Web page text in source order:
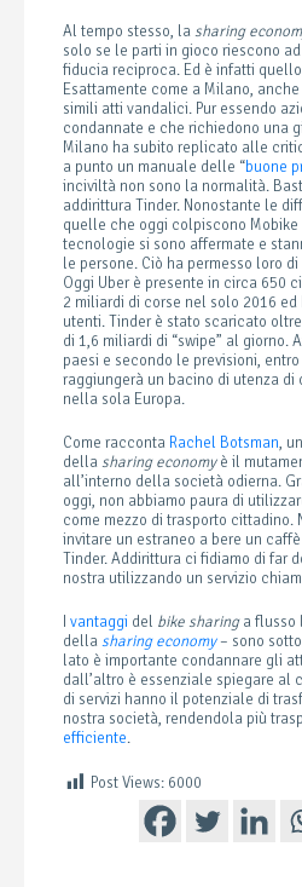
Al tempo stesso, lasharing
solo se le parti in gioco riescono
fiducia reciproca. Ed è infatti
Esattamente come a Milano,
simili atti vandalici. Pur essendo
condannate e che richiedono una
Milano ha subito replicato alle
a punto un manuale delle “buone
inciviltà non sono la normalità.
addirittura Tinder. Nonostante le
quelle che oggi colpiscono
tecnologie si sono affermate e
le persone. Ciò ha permesso loro
Oggi Uber è presente in circa 650
2 miliardi di corse nel solo 2016
utenti. Tinder è stato scaricato
di 1,6 miliardi di “swipe” al giorno.
paesi e secondo le previsioni,
raggiungerà un bacino di utenza di
nella sola Europa.
Come racconta Rachel Botsman,
dellasharing economyè il
all’interno della società odierna.
oggi, non abbiamo paura di
come mezzo di trasporto cittadino.
invitare un estraneo a bere un
Tinder. Addirittura ci fidiamo di far
nostra utilizzando un servizio
Ivantaggi del bike sharinga flusso
dellasharing economy– sono
lato è importante condannare gli
dall’altro è essenziale spiegare al
di servizi hanno il potenziale di
nostra società, rendendola più
efficiente.
Post Views: 6000